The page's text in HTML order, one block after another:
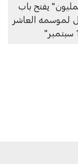
يفتح باب
لموسمه العاشر